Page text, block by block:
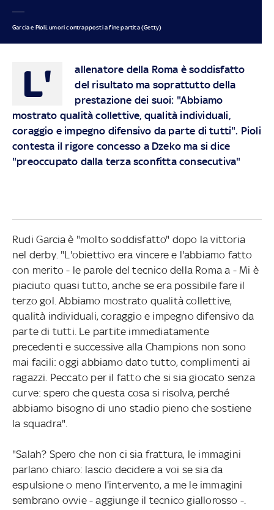
Garcia e Pioli, umori contrapposti a fine partita (Getty)
L'
allenatore della Roma è soddisfatto
del risultato ma soprattutto della
prestazione dei suoi: "Abbiamo
mostrato qualità collettive, qualità individuali,
coraggio e impegno difensivo da parte di tutti". Pioli
contesta il rigore concesso a Dzeko ma si dice
"preoccupato dalla terza sconfitta consecutiva"
Rudi Garcia è "molto soddisfatto" dopo la vittoria
nel derby. "L'obiettivo era vincere e l'abbiamo fatto
con merito - le parole del tecnico della Roma a - Mi è
piaciuto quasi tutto, anche se era possibile fare il
terzo gol. Abbiamo mostrato qualità collettive,
qualità individuali, coraggio e impegno difensivo da
parte di tutti. Le partite immediatamente
precedenti e successive alla Champions non sono
mai facili: oggi abbiamo dato tutto, complimenti ai
ragazzi. Peccato per il fatto che si sia giocato senza
curve: spero che questa cosa si risolva, perché
abbiamo bisogno di uno stadio pieno che sostiene
la squadra".
"Salah? Spero che non ci sia frattura, le immagini
parlano chiaro: lascio decidere a voi se sia da
espulsione o meno l'intervento, a me le immagini
sembrano ovvie - aggiunge il tecnico giallorosso -.